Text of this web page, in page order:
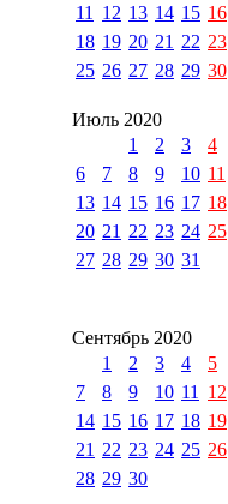
11
12 13 14 15 16
18 19 20 21 22 23
25 26 27 28 29 30
Июль 2020
1
2 3 4
6
7 8 9 10 11
13 14 15 16 17 18
20 21 22 23 24 25
27 28 29 30 31
Сентябрь 2020
1
2 3 4 5
7
8 9 10 11 12
14 15 16 17 18 19
21 22 23 24 25 26
28 29 30